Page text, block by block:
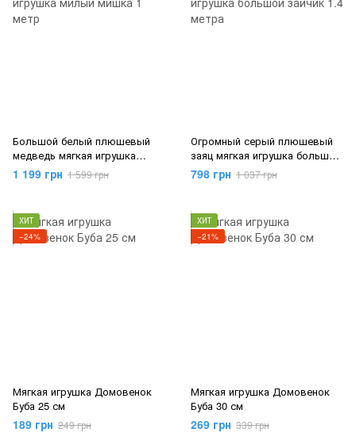
Большой белый плюшевый
медведь мягкая игрушка
милый мишка 1 метр
1 199 грн 1 599 грн
Огромный серый плюшевый
заяц мягкая игрушка большой
зайчик 1.4 метра
798 грн 1 037 грн
ХИТ
−24%
Мягкая игрушка Домовенок
Буба 25 см
189 грн 249 грн
ХИТ
−21%
Мягкая игрушка Домовенок
Буба 30 см
269 грн 339 грн